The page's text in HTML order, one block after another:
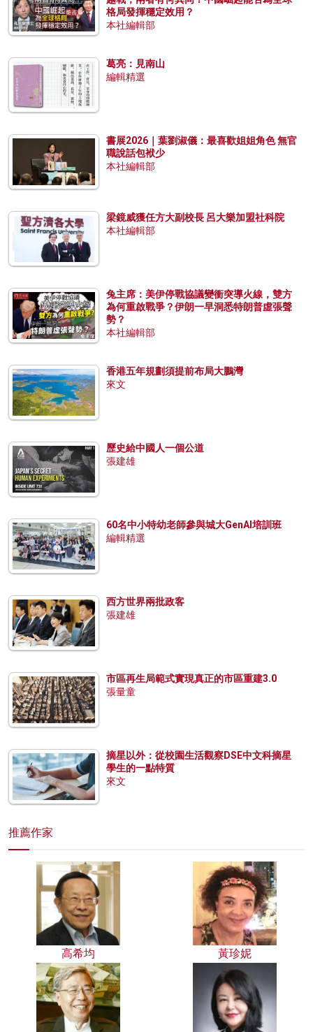
格局發揮穩定效用？
本社編輯部
葛亮：見南山
編輯精選
書展2026｜葉劉淑儀：最喜歡姐姐角色 無官
職說話包袱少
本社編輯部
梁鏡威獲任方大副校長 呂大樂加盟社科院
本社編輯部
兔主席：美伊停戰協議變衝突導火線，雙方
為何重啟戰爭？伊朗一早洞悉特朗普虛張聲
勢？
本社編輯部
香港五年規劃須提前布局大鵬灣
來文
歷史給中國人一個公道
張建雄
60名中小特幼老師參與城大GenAI培訓班
編輯精選
西方世界兩批政客
張建雄
市區再生局範式實現真正的市區重建3.0
張量童
摘星以外：從校園生活觀察DSE中文科摘星
學生的一點特質
來文
推薦作家
高希均 黃珍妮